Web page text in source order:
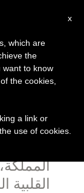
ممثلو
x
which are
the
want to know
the cookies,
a link or
use of cookies.